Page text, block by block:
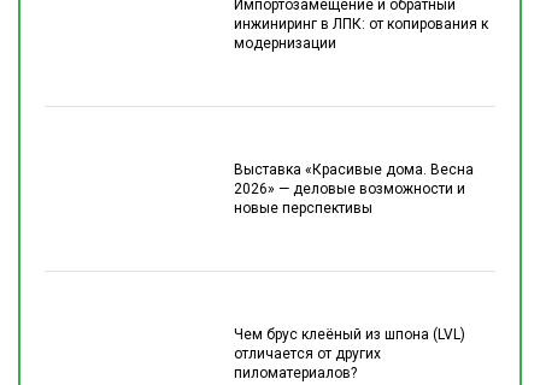
Импортозамещение и обратный
инжиниринг в ЛПК: от копирования к
модернизации
Выставка «Красивые дома. Весна
2026» — деловые возможности и
новые перспективы
Чем брус клеёный из шпона (LVL)
отличается от других
пиломатериалов?